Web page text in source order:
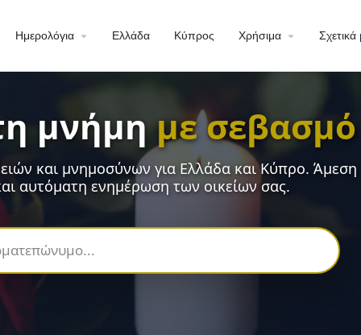
Ημερολόγια Ελλάδα Κύπρος Χρήσιμα Σχετικά
μνήμημε σεβασμό
και μνημοσύνων για Ελλάδα και Κύπρο. Άμεση
αυτόματη ενημέρωση των οικείων σας.